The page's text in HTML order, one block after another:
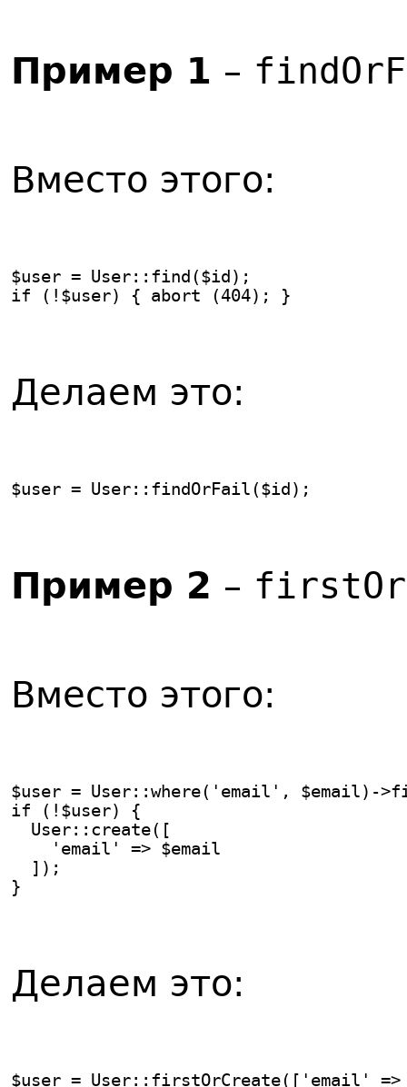
Пример 1 –
Вместо этого:
$user = User::find($id);
if (!$user) { abort (404); }
Делаем это:
$user = User::findOrFail($id);
Пример 2 –
Вместо этого:
$user = User::where('email', $email)-
if (!$user) {
  User::create([
    'email' => $email
  ]);
}
Делаем это:
$user = User::firstOrCreate(['email'